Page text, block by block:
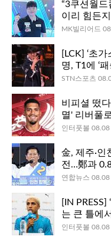
“3쿠션월
이리 힘든
꺾고 대한
MK빌리어드
[LCK] ‘초
명, T1에 ‘패
STN스포츠
비피셜 떴
멸' 리버풀
도 포함"
인터풋볼 08.08
金, 제주·인
전…鄭과
연합뉴스 08.08
[IN
는 큰 틀에
아이디어 주
인터풋볼 08.08